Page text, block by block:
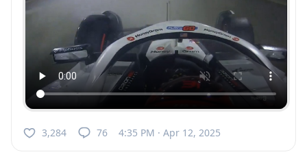
3,284 76 4:35 PM · Apr 12, 2025